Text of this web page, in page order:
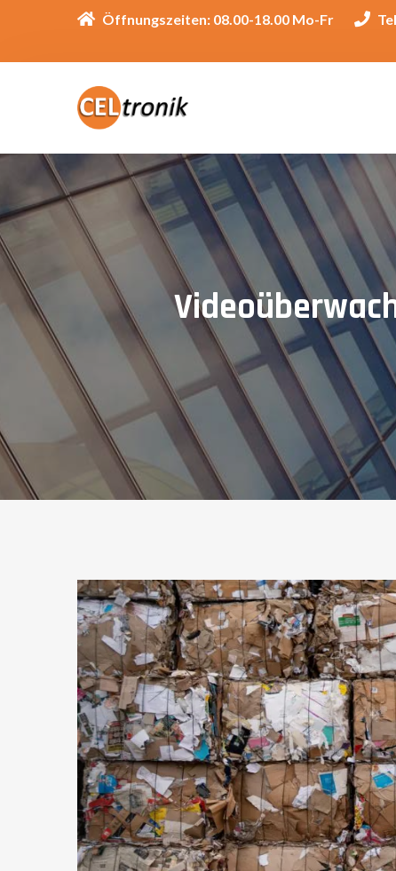
Öffnungszeiten: 08.00-18.00 Mo-Fr